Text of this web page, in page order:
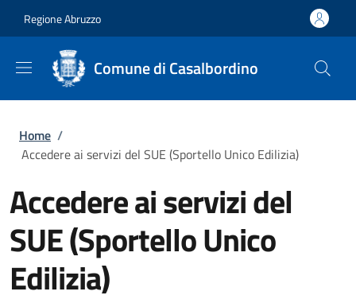
Regione Abruzzo
Comune di Casalbordino
Briciole di pane
Home /
Accedere ai servizi del SUE (Sportello Unico Edilizia)
Accedere ai servizi del
SUE (Sportello Unico
Edilizia)